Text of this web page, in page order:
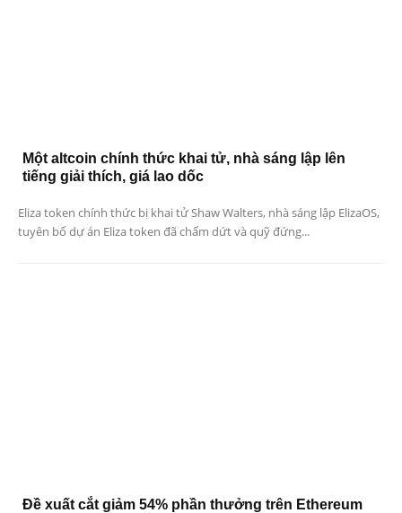
Một altcoin chính thức khai tử, nhà sáng lập lên
tiếng giải thích, giá lao dốc
Eliza token chính thức bị khai tử Shaw Walters, nhà sáng lập ElizaOS,
tuyên bố dự án Eliza token đã chấm dứt và quỹ đứng...
Đề xuất cắt giảm 54% phần thưởng trên Ethereum